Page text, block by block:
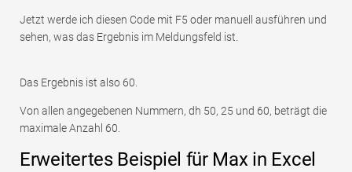
Jetzt werde ich diesen Code mit F5 oder manuell ausführen und
sehen, was das Ergebnis im Meldungsfeld ist.
Das Ergebnis ist also 60.
Von allen angegebenen Nummern, dh 50, 25 und 60, beträgt die
maximale Anzahl 60.
Erweitertes Beispiel für Max in Excel